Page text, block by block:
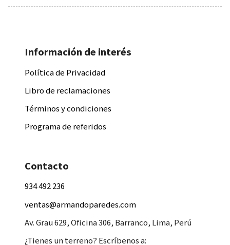
Información de interés
Política de Privacidad
Libro de reclamaciones
Términos y condiciones
Programa de referidos
Contacto
934 492 236
ventas@armandoparedes.com
Av. Grau 629, Oficina 306, Barranco, Lima, Perú
¿Tienes un terreno? Escríbenos a: